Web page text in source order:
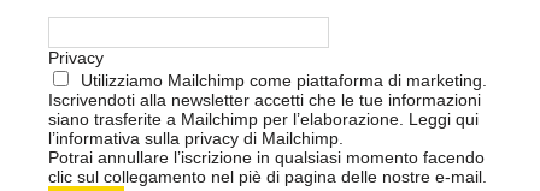
Privacy
Utilizziamo Mailchimp come piattaforma di marketing.
Iscrivendoti alla newsletter accetti che le tue informazioni
siano trasferite a Mailchimp per l’elaborazione. Leggi qui
l’informativa sulla privacy di Mailchimp.
Potrai annullare l’iscrizione in qualsiasi momento facendo
clic sul collegamento nel piè di pagina delle nostre e-mail.